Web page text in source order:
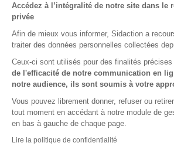
Accédez à l’intégralité de notre site dans le
privée
Afin de mieux vous informer, Sidaction a
traiter des données personnelles collectées
Ceux-ci sont utilisés pour des finalités
de l'efficacité de notre communication en
notre audience, ils sont soumis à votre
Vous pouvez librement donner, refuser ou
tout moment en accédant à notre module de
en bas à gauche de chaque page.
Lire la politique de confidentialité
MENTIONS LÉGALES
CONDITIONS D’UTILISATION ET PROTECTION
COOKIES
This site uses cookies and gives you control
En savoir plus